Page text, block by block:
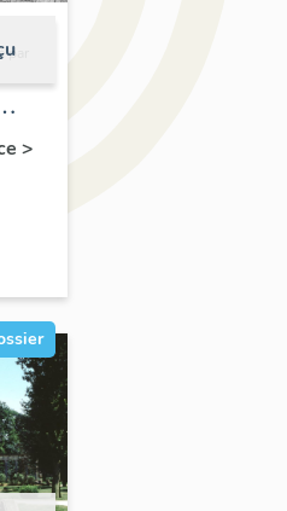
>